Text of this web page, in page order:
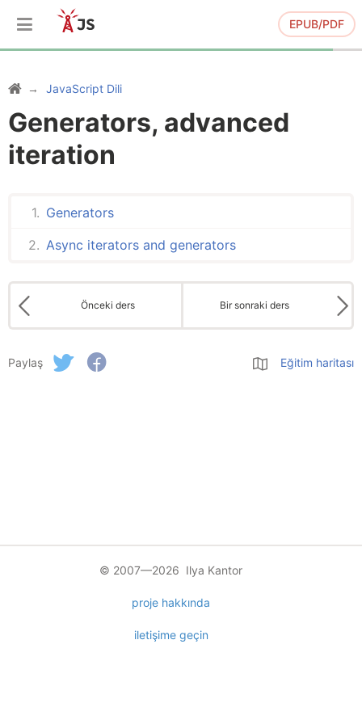
EPUB/PDF
JavaScript Dili
Generators, advanced
iteration
Generators
Async iterators and generators
Önceki ders Bir sonraki ders
Paylaş Eğitim haritası
© 2007—2026 Ilya Kantor
proje hakkında
iletişime geçin